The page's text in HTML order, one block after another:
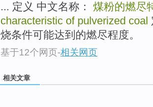
... 定义 中文名称： 煤粉的燃尽
characteristic of pulverized coal
烧条件可能达到的燃尽程度。
基于12个网页-相关网页
相关文章